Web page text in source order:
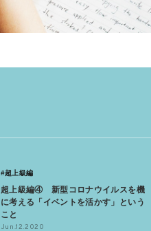
#超上級編
超上級編④ 新型コロナウイルスを機
に考える「イベントを活かす」という
こと
Jun.12.2020